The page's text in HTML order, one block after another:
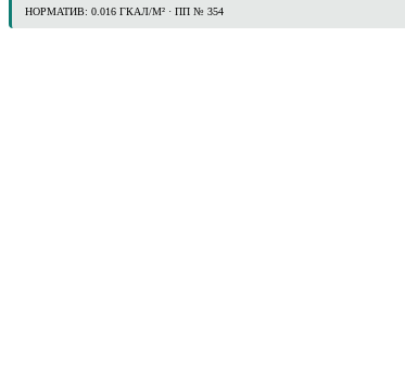
НОРМАТИВ: 0.016 ГКАЛ/М² · ПП № 354